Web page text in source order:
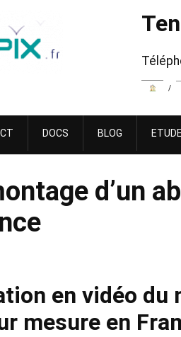
/
DOCS BLOG ETUDE
d’un
en vidéo du
mesure en